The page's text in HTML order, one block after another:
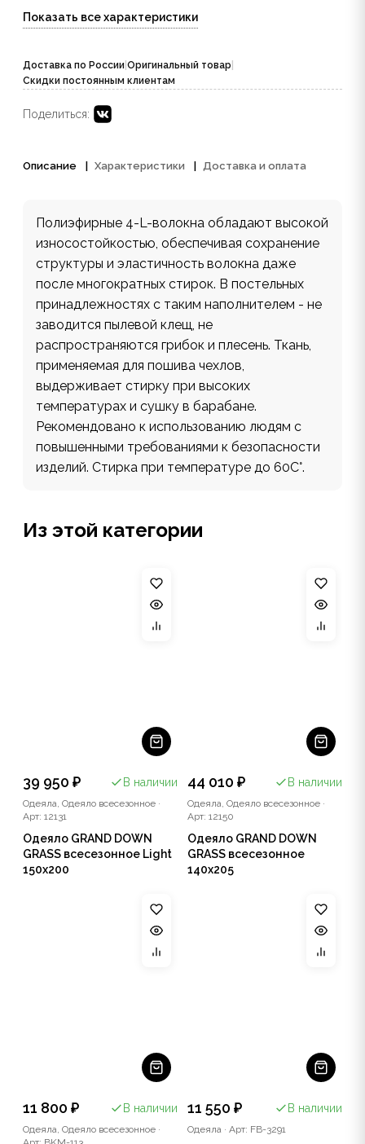
Показать все характеристики
Доставка по России Оригинальный товар
Скидки постоянным клиентам
Поделиться:
Описание Характеристики Доставка и оплата
Полиэфирные 4-L-волокна обладают высокой
износостойкостью, обеспечивая сохранение
структуры и эластичность волокна даже
после многократных стирок. В постельных
принадлежностях с таким наполнителем - не
заводится пылевой клещ, не
распространяются грибок и плесень. Ткань,
применяемая для пошива чехлов,
выдерживает стирку при высоких
температурах и сушку в барабане.
Рекомендовано к использованию людям с
повышенными требованиями к безопасности
изделий. Стирка при температуре до 60С°.
Из этой категории
39 950 ₽ В наличии
Одеяла, Одеяло всесезонное ·
Арт: 12131
Одеяло GRAND DOWN
GRASS всесезонное Light
150x200
44 010 ₽ В наличии
Одеяла, Одеяло всесезонное ·
Арт: 12150
Одеяло GRAND DOWN
GRASS всесезонное
140x205
11 800 ₽ В наличии
Одеяла, Одеяло всесезонное ·
11 550 ₽ В наличии
Одеяла · Арт: FB-3291